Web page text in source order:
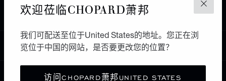
关闭
欢迎莅临CHOPARD萧邦
我们可配送至位于United States的地址。您正在浏
览位于中国的网站，是否要更改您的位置？
访问CHOPARD萧邦UNITED STATES
MADRID RABAT MADRID
中国
本地化（更改国家/地区）
更改国家/地区